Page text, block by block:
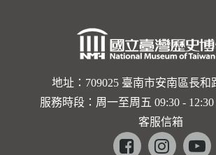
地址：709025 臺南市安南區長和
服務時段：周一至周五 09:30 - 12:30
客服信箱
Facebookinstagram